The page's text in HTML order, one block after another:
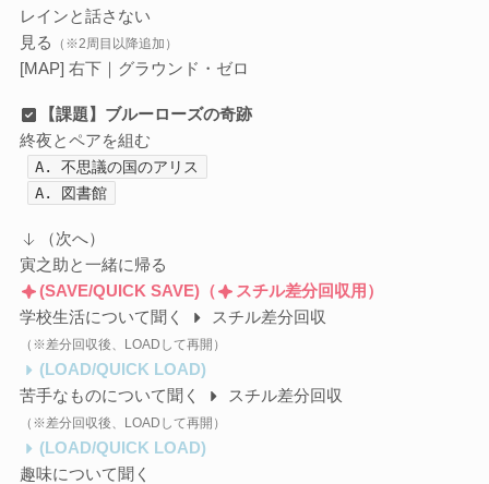
レインと話さない
見る
（※2周目以降追加）
[MAP] 右下｜グラウンド・ゼロ
【課題】ブルーローズの奇跡
終夜とペアを組む
A. 不思議の国のアリス
A. 図書館
（次へ）
寅之助と一緒に帰る
(SAVE/QUICK SAVE)（
スチル差分回収用）
学校生活について聞く
スチル差分回収
（※差分回収後、LOADして再開）
(LOAD/QUICK LOAD)
苦手なものについて聞く
スチル差分回収
（※差分回収後、LOADして再開）
(LOAD/QUICK LOAD)
趣味について聞く